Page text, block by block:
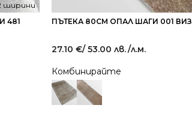
481
ширини
ПЪТЕКА 80СМ ОПАЛ ШАГИ 001
27.10 €/ 53.00 лв./л.м.
Комбинирайте